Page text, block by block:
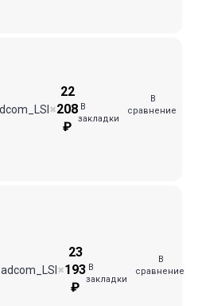
✖
22
208
₽
В
закладки
В
сравнение
✖
23
193
₽
В
закладки
В
сравнение